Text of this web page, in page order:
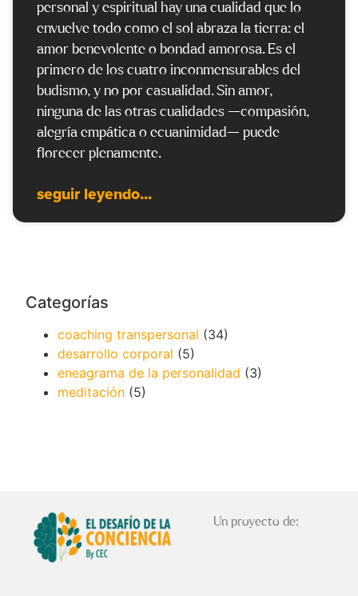
personal y espiritual hay una cualidad que lo
envuelve todo como el sol abraza la tierra: el
amor benevolente o bondad amorosa. Es el
primero de los cuatro inconmensurables del
budismo, y no por casualidad. Sin amor,
ninguna de las otras cualidades —compasión,
alegría empática o ecuanimidad— puede
florecer plenamente.
seguir leyendo...
Categorías
coaching transpersonal (34)
desarrollo corporal (5)
eneagrama de la personalidad (3)
meditación (5)
Un proyecto de: